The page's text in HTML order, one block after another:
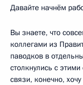
Давайте начнём
Вы знаете, что
коллегами из
паводков в
столкнулись с
связи, конечно,